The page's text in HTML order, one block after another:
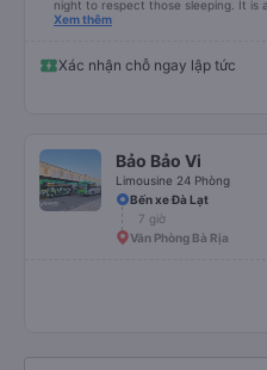
night to respect those sleeping. It is
please display the Wi-Fi password
quy định rõ ràng về việc giữ im lặng
để tránh làm phiền hành khách khác
khẩu Wi-Fi trong xe để hành khách
Xem thêm
Xác nhận chỗ ngay lập tức
Bảo Bảo Vi
Limousine 24 Phòng
Bến xe Đà Lạt
7 giờ
Văn Phòng Bà Rịa